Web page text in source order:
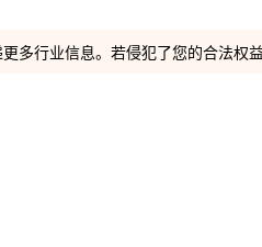
多行业信息。若侵犯了您的合法